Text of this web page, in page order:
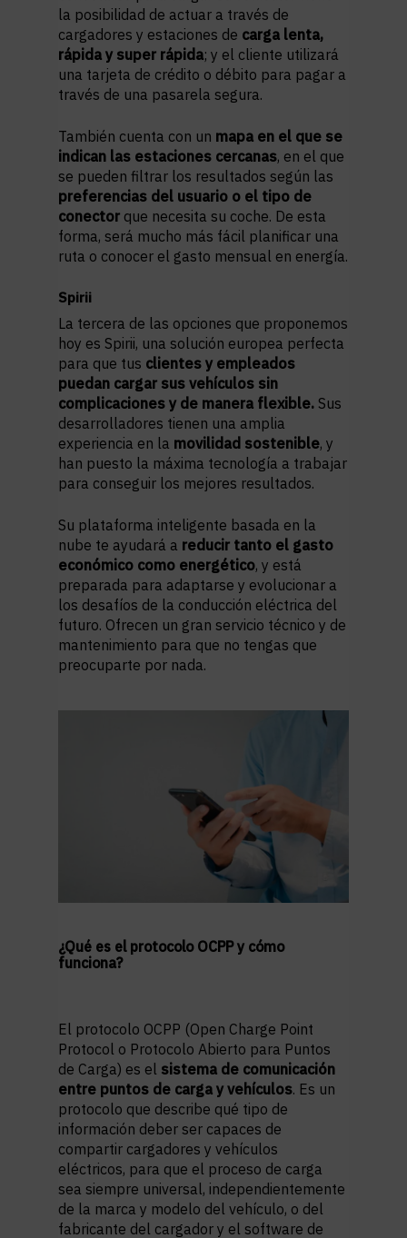
la posibilidad de actuar a través de
cargadores y estaciones de carga lenta,
rápida y super rápida; y el cliente utilizará
una tarjeta de crédito o débito para pagar a
través de una pasarela segura.
También cuenta con un mapa en el que se
indican las estaciones cercanas, en el que
se pueden filtrar los resultados según las
preferencias del usuario o el tipo de
conector que necesita su coche. De esta
forma, será mucho más fácil planificar una
ruta o conocer el gasto mensual en energía.
Spirii
La tercera de las opciones que proponemos
hoy es Spirii, una solución europea perfecta
para que tus clientes y empleados
puedan cargar sus vehículos sin
complicaciones y de manera flexible. Sus
desarrolladores tienen una amplia
experiencia en la movilidad sostenible, y
han puesto la máxima tecnología a trabajar
para conseguir los mejores resultados.
Su plataforma inteligente basada en la
nube te ayudará a reducir tanto el gasto
económico como energético, y está
preparada para adaptarse y evolucionar a
los desafíos de la conducción eléctrica del
futuro. Ofrecen un gran servicio técnico y de
mantenimiento para que no tengas que
preocuparte por nada.
¿Qué es el protocolo OCPP y cómo
funciona?
El protocolo OCPP (Open Charge Point
Protocol o Protocolo Abierto para Puntos
de Carga) es el sistema de comunicación
entre puntos de carga y vehículos. Es un
protocolo que describe qué tipo de
información deber ser capaces de
compartir cargadores y vehículos
eléctricos, para que el proceso de carga
sea siempre universal, independientemente
de la marca y modelo del vehículo, o del
fabricante del cargador y el software de